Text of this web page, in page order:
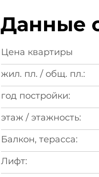
Данные
Цена квартиры
жил. пл. / общ. пл.:
год постройки:
этаж / этажность:
Балкон, терасса:
Лифт: